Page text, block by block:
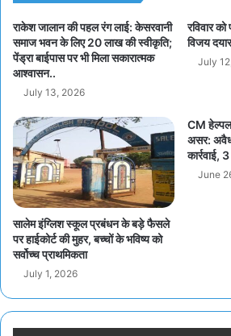
राकेश जालान की पहल रंग लाई: केसरवानी
समाज भवन के लिए 20 लाख की स्वीकृति;
पेंड्रा बाईपास पर भी मिला सकारात्मक
आश्वासन..
July 13, 2026
रविवार
विजय
July
सालेम इंग्लिश स्कूल प्रबंधन के बड़े फैसले
पर हाईकोर्ट की मुहर, बच्चों के भविष्य को
सर्वोच्च प्राथमिकता
July 1, 2026
CM
असर:
कार्रवाई,
June